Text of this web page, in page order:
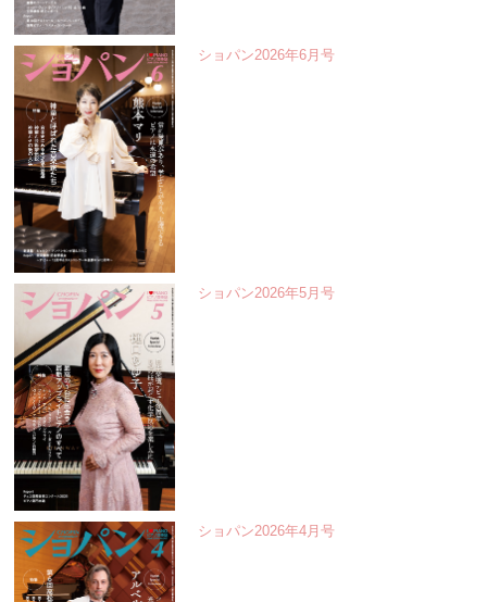
ショパン2026年6月号
ショパン2026年5月号
ショパン2026年4月号